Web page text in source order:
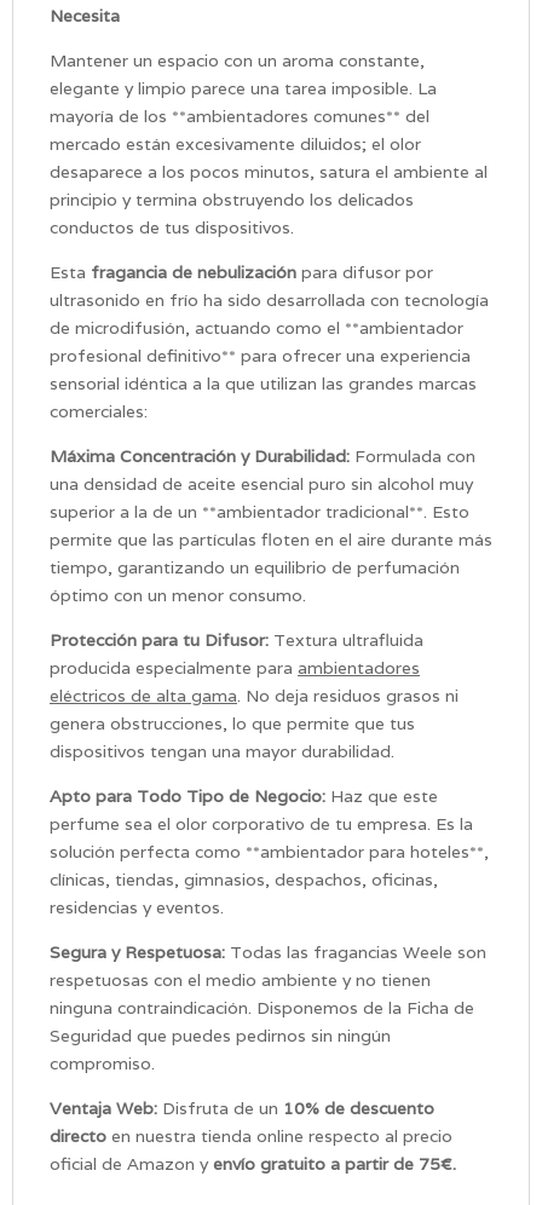
Necesita
Mantener un espacio con un aroma constante,
elegante y limpio parece una tarea imposible. La
mayoría de los **ambientadores comunes** del
mercado están excesivamente diluidos; el olor
desaparece a los pocos minutos, satura el ambiente al
principio y termina obstruyendo los delicados
conductos de tus dispositivos.
Esta fragancia de nebulización para difusor por
ultrasonido en frío ha sido desarrollada con tecnología
de microdifusión, actuando como el **ambientador
profesional definitivo** para ofrecer una experiencia
sensorial idéntica a la que utilizan las grandes marcas
comerciales:
Máxima Concentración y Durabilidad: Formulada con
una densidad de aceite esencial puro sin alcohol muy
superior a la de un **ambientador tradicional**. Esto
permite que las partículas floten en el aire durante más
tiempo, garantizando un equilibrio de perfumación
óptimo con un menor consumo.
Protección para tu Difusor: Textura ultrafluida
producida especialmente para ambientadores
eléctricos de alta gama . No deja residuos grasos ni
genera obstrucciones, lo que permite que tus
dispositivos tengan una mayor durabilidad.
Apto para Todo Tipo de Negocio: Haz que este
perfume sea el olor corporativo de tu empresa. Es la
solución perfecta como **ambientador para hoteles**,
clínicas, tiendas, gimnasios, despachos, oficinas,
residencias y eventos.
Segura y Respetuosa: Todas las fragancias Weele son
respetuosas con el medio ambiente y no tienen
ninguna contraindicación. Disponemos de la Ficha de
Seguridad que puedes pedirnos sin ningún
compromiso.
Ventaja Web: Disfruta de un 10% de descuento
directo en nuestra tienda online respecto al precio
oficial de Amazon yenvío gratuito a partir de 75€.